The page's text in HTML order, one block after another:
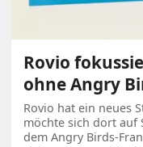
Rovio
ohne Angry
Rovio hat ein neues
möchte sich dort auf
dem Angry Birds-